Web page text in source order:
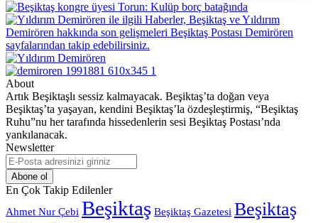
About
Artık Beşiktaşlı sessiz kalmayacak. Beşiktaş’ta doğan veya
Beşiktaş’ta yaşayan, kendini Beşiktaş’la özdeşleştirmiş, “Beşiktaş
Ruhu”nu her tarafında hissedenlerin sesi Beşiktaş Postası’nda
yankılanacak.
Newsletter
E-
Posta
adresinizi
giriniz
En Çok Takip Edilenler
Ahmet Nur Çebi Beşiktaş Beşiktaş Gazetesi Beşiktaş